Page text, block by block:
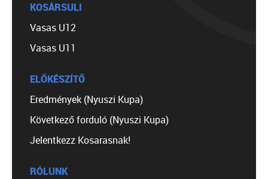
KOSÁRSULI
Vasas U12
Vasas U11
ELŐKÉSZÍTŐ
Eredmények (Nyuszi Kupa)
Következő forduló (Nyuszi Kupa)
Jelentkezz Kosarasnak!
RÓLUNK